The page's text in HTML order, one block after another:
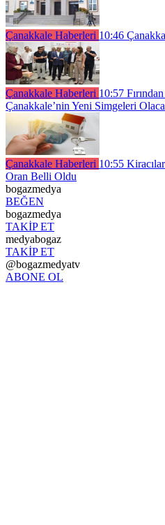
Çanakkale Haberleri 10:46
Çanakkale Haberleri 10:57
Çanakkale’nin Yeni Simgeleri
Çanakkale Haberleri 10:55
Oran Belli Oldu
bogazmedya
BEĞEN
bogazmedya
TAKİP ET
medyabogaz
TAKİP ET
@bogazmedyatv
ABONE OL